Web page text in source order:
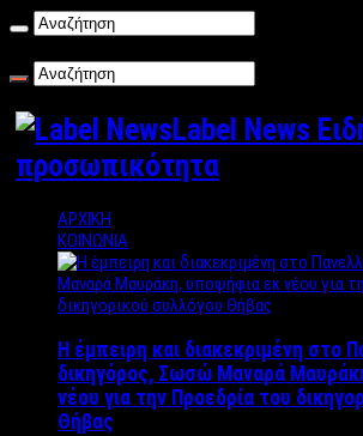
Label News
προσωπικότητα
ΑΡΧΙΚΗ
ΚΟΙΝΩΝΙΑ
Η έμπειρη και διακεκριμένη στο
δικηγόρος, Σωσώ Μαναρά
νέου για την Προεδρία του
Θήβας